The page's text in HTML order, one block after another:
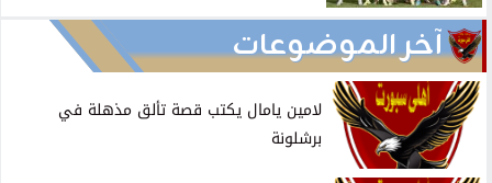
آخر الموضوعات
لامين يامال يكتب قصة تألق مذهلة في
برشلونة